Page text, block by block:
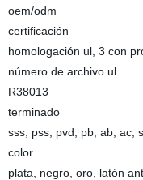
oem/odm
certificación
homologación ul, 3 con
número de archivo ul
R38013
terminado
sss, pss, pvd, pb, ab, ac,
color
plata, negro, oro, latón